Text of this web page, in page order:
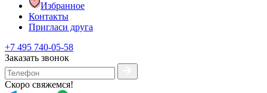
Избранное
Контакты
Пригласи друга
+7 495 740-05-58
Заказать звонок
Скоро свяжемся!